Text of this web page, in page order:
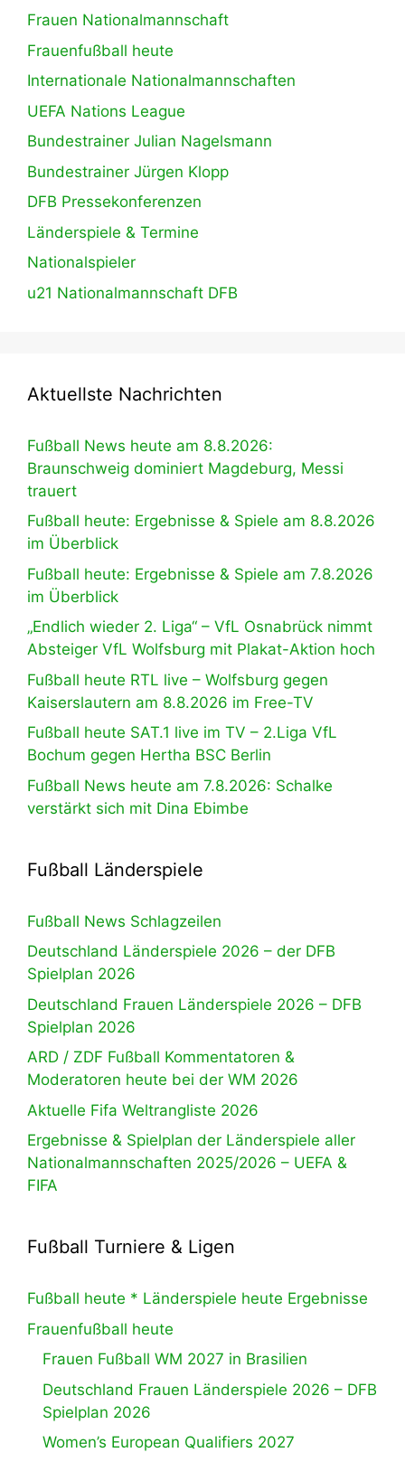
Frauen Nationalmannschaft
Frauenfußball heute
Internationale Nationalmannschaften
UEFA Nations League
Bundestrainer Julian Nagelsmann
Bundestrainer Jürgen Klopp
DFB Pressekonferenzen
Länderspiele & Termine
Nationalspieler
u21 Nationalmannschaft DFB
Aktuellste Nachrichten
Fußball News heute am 8.8.2026:
Braunschweig dominiert Magdeburg, Messi
trauert
Fußball heute: Ergebnisse & Spiele am 8.8.2026
im Überblick
Fußball heute: Ergebnisse & Spiele am 7.8.2026
im Überblick
„Endlich wieder 2. Liga“ – VfL Osnabrück nimmt
Absteiger VfL Wolfsburg mit Plakat-Aktion hoch
Fußball heute RTL live – Wolfsburg gegen
Kaiserslautern am 8.8.2026 im Free-TV
Fußball heute SAT.1 live im TV – 2.Liga VfL
Bochum gegen Hertha BSC Berlin
Fußball News heute am 7.8.2026: Schalke
verstärkt sich mit Dina Ebimbe
Fußball Länderspiele
Fußball News Schlagzeilen
Deutschland Länderspiele 2026 – der DFB
Spielplan 2026
Deutschland Frauen Länderspiele 2026 – DFB
Spielplan 2026
ARD / ZDF Fußball Kommentatoren &
Moderatoren heute bei der WM 2026
Aktuelle Fifa Weltrangliste 2026
Ergebnisse & Spielplan der Länderspiele aller
Nationalmannschaften 2025/2026 – UEFA &
FIFA
Fußball Turniere & Ligen
Fußball heute * Länderspiele heute Ergebnisse
Frauenfußball heute
Frauen Fußball WM 2027 in Brasilien
Deutschland Frauen Länderspiele 2026 – DFB
Spielplan 2026
Women’s European Qualifiers 2027